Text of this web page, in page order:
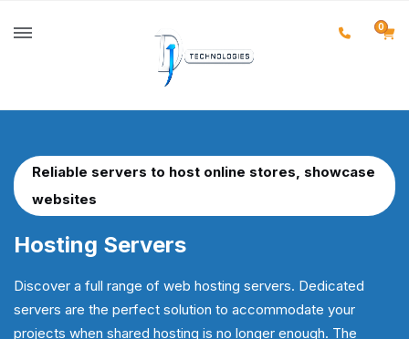
0
Reliable servers to host online stores, showcase
websites
Hosting Servers
Discover a full range of web hosting servers. Dedicated
servers are the perfect solution to accommodate your
projects when shared hosting is no longer enough. The